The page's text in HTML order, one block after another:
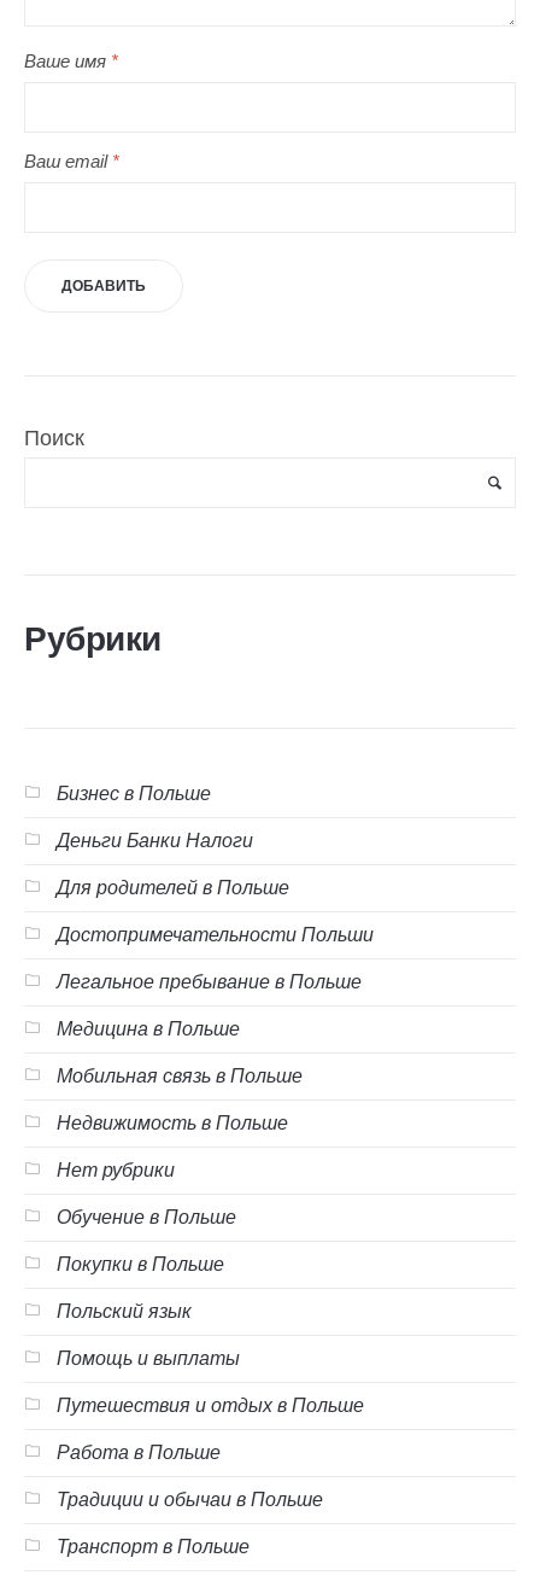
Ваше имя *
Ваш email *
Поиск
Рубрики
Бизнес в Польше
Деньги Банки Налоги
Для родителей в Польше
Достопримечательности Польши
Легальное пребывание в Польше
Медицина в Польше
Мобильная связь в Польше
Недвижимость в Польше
Нет рубрики
Обучение в Польше
Покупки в Польше
Польский язык
Помощь и выплаты
Путешествия и отдых в Польше
Работа в Польше
Традиции и обычаи в Польше
Транспорт в Польше